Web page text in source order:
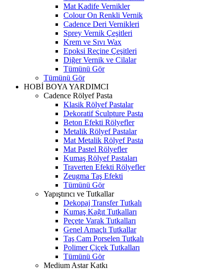
Mat Kadife Vernikler
Colour On Renkli Vernik
Cadence Deri Vernikleri
Sprey Vernik Çeşitleri
Krem ve Sıvı Wax
Epoksi Reçine Çeşitleri
Diğer Vernik ve Cilalar
Tümünü Gör
Tümünü Gör
HOBİ BOYA YARDIMCI
Cadence Rölyef Pasta
Klasik Rölyef Pastalar
Dekoratif Sculpture Pasta
Beton Efekti Rölyefler
Metalik Rölyef Pastalar
Mat Metalik Rölyef Pasta
Mat Pastel Rölyefler
Kumaş Rölyef Pastaları
Traverten Efekti Rölyefler
Zeugma Taş Efekti
Tümünü Gör
Yapıştırıcı ve Tutkallar
Dekopaj Transfer Tutkalı
Kumaş Kağıt Tutkalları
Peçete Varak Tutkalları
Genel Amaçlı Tutkallar
Taş Cam Porselen Tutkalı
Polimer Çiçek Tutkalları
Tümünü Gör
Medium Astar Katkı